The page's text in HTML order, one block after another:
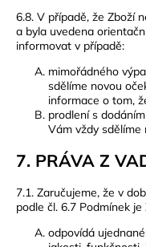
6.8. V případě, že Zboží
a byla uvedena
informovat v případě:
mimořádného
sdělíme novou
informace o tom,
prodlení s
Vám vždy sdělíme
7. PRÁVA Z
7.1. Zaručujeme, že v
podle čl. 6.7 Podmínek
odpovídá